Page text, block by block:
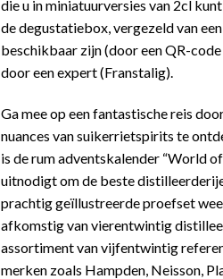
die u in miniatuurversies van 2cl
de degustatiebox, vergezeld van
beschikbaar zijn (door een QR-
door een expert (Franstalig).
Ga mee op een fantastische reis
nuances van suikerrietspirits te
is de rum adventskalender “World
uitnodigt om de beste
prachtig geïllustreerde proefset
afkomstig van vierentwintig
assortiment van vijfentwintig
merken zoals Hampden, Neisson,